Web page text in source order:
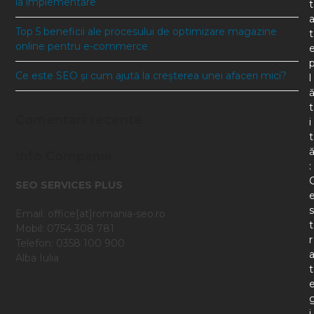
Top 5 beneficii ale procesului de optimizare magazine
online pentru e-commerce
Ce este SEO și cum ajută la creșterea unei afaceri mici?
SEO SERVICES PLUS
Email: office[at]romania-seo.ro
Mobil: 0754 308 781
Telefon: 0358 100 900
Alba Iulia
t
a
t
l
ă
t
i
t
ă
:
s
t
r
a
t